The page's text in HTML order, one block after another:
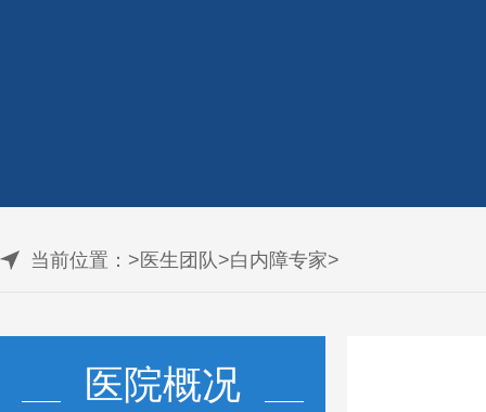
当前位置： > 医生团队>白内障专家>
医院概况